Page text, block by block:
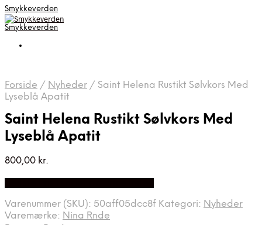
Smykkeverden
Smykkeverden
Forside / Nyheder / Saint Helena Rustikt Sølvkors Med
Lyseblå Apatit
Saint Helena Rustikt Sølvkors Med
Lyseblå Apatit
800,00 kr.
Varenummer (SKU): 50aff05dcc8f Kategori: Nyheder
Varemærke: Nina Rnde